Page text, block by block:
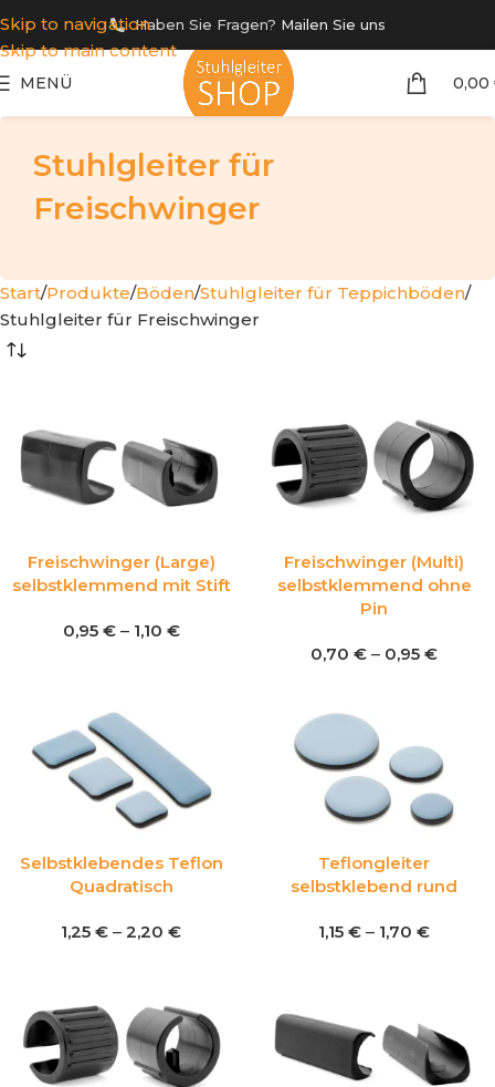
Skip to navigation
Skip to main content
Haben Sie Fragen? Mailen Sie uns
MENÜ 0,00
Stuhlgleiter für
Freischwinger
Start Produkte Böden Stuhlgleiter für Teppichböden
Stuhlgleiter für Freischwinger
Freischwinger (Large)
selbstklemmend mit Stift
0,95 € – 1,10 €
Freischwinger (Multi)
selbstklemmend ohne
Pin
0,70 € – 0,95 €
Selbstklebendes Teflon
Quadratisch
1,25 € – 2,20 €
Teflongleiter
selbstklebend rund
1,15 € – 1,70 €